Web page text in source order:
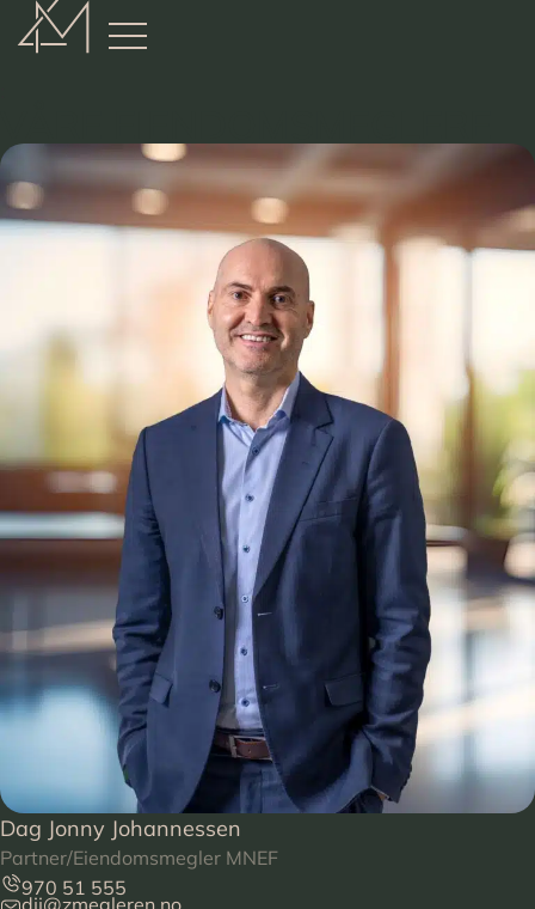
Dag Jonny Johannessen
Partner/Eiendomsmegler MNEF
970 51 555